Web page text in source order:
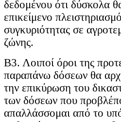
δεδομένου ότι δύσκολα
επικείμενο
συγκυριότητας σε
ζώνης.
Β3. Λοιποί όροι της
παραπάνω δόσεων θα
την επικύρωση του
των δόσεων που
απαλλάσσομαι από το